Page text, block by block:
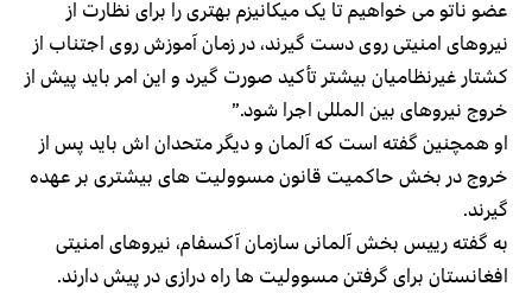
عضو ناتو می خواهیم تا یک میکانیزم بهتری را برای نظارت از
نیروهای امنیتی روی دست گیرند، در زمان آموزش روی اجتناب از
کشتار غیرنظامیان بیشتر تأکید صورت گیرد و این امر باید پیش از
خروج نیروهای بین المللی اجرا شود.”
او همچنین گفته است که آلمان و دیگر متحدان اش باید پس از
خروج در بخش حاکمیت قانون مسوولیت های بیشتری بر عهده
گیرند.
به گفته رییس بخش آلمانی سازمان آکسفام، نیروهای امنیتی
افغانستان برای گرفتن مسوولیت ها راه درازی در پیش دارند.